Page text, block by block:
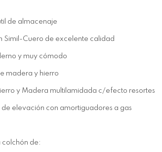
útil de almacenaje
Simil-Cuero de excelente calidad
y muy cómodo
madera y hierro
y Madera multilamidada c/efecto resortes
de elevación con amortiguadores a gas
de: